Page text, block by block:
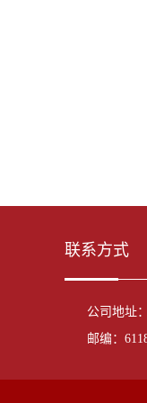
联系方式
公司地址
邮编：